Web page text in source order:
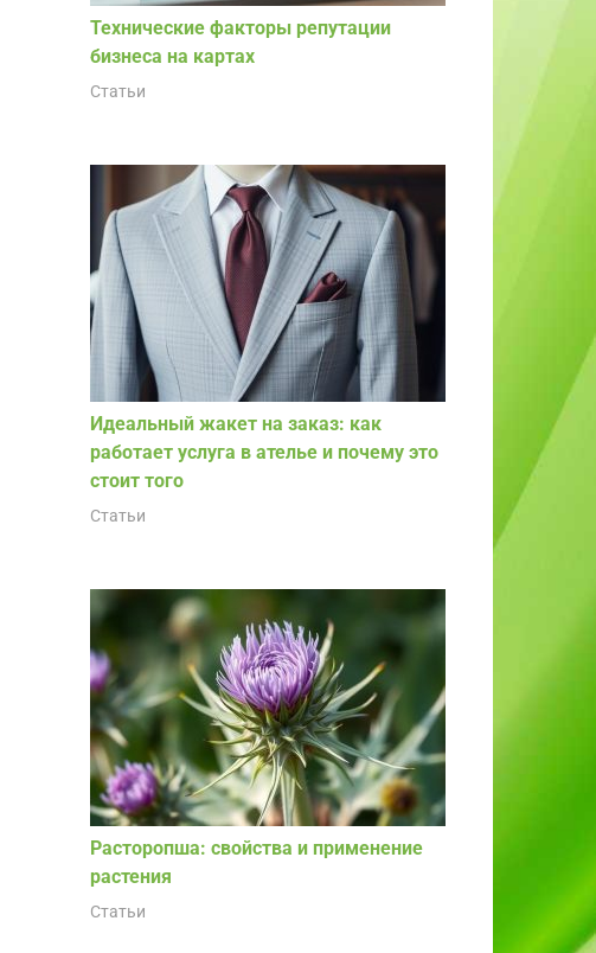
Технические факторы репутации
бизнеса на картах
Статьи
Идеальный жакет на заказ: как
работает услуга в ателье и почему это
стоит того
Статьи
Расторопша: свойства и применение
растения
Статьи